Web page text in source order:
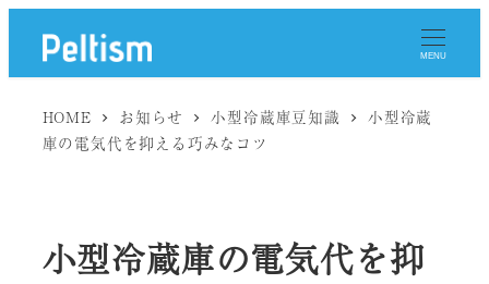
ン
MENU
HOME お知らせ 小型冷蔵庫豆知識
小型冷蔵
庫の電気代を抑える巧みなコツ
小型冷蔵庫の電気代を抑